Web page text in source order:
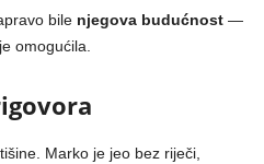
bile njegova budućnost —
omogućila.
Marko je jeo bez riječi,